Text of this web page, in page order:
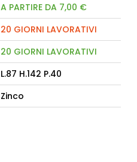
A PARTIRE DA 7,00 €
20 GIORNI LAVORATIVI
20 GIORNI LAVORATIVI
L.87 H.142 P.40
Zinco